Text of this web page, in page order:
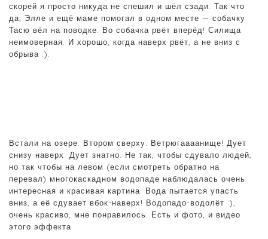
скорей я просто никуда не спешил и шёл сзади. Так что
да, Элле и ещё маме помогал в одном месте — собачку
Тасю вёл на поводке. Во собачка рвёт вперёд! Силища
неимоверная. И хорошо, когда наверх рвёт, а не вниз с
обрыва :).
Встали на озере. Втором сверху. Ветрюгаааанище! Дует
снизу наверх. Дует знатно. Не так, чтобы сдувало людей,
но так чтобы на левом (если смотреть обратно на
перевал) многокаскадном водопаде наблюдалась очень
интересная и красивая картина. Вода пытается упасть
вниз, а её сдувает вбок-наверх! Водопадо-водолёт :),
очень красиво, мне понравилось. Есть и фото, и видео
этого эффекта.